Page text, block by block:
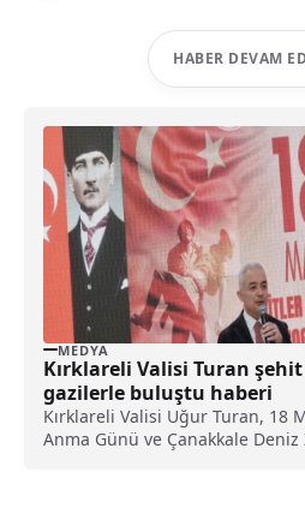
HABER DEVAM
MEDYA
Kırklareli Valisi Turan
gazilerle buluştu haberi
Kırklareli Valisi Uğur Turan, 18
Anma Günü ve Çanakkale